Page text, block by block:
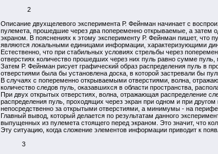
2
Описание двухщелевого эксперимента Р. Фейнман начинает с
пулемета, прошедшие через два попеременно открываемые, а затем
экраном. В пояснениях к этому эксперименту Р. Фейнман пишет, что
являются локальными единицами информации, характеризующими
Естественно, что при стабильных условиях стрельбы через
отверстиях количество прошедших через них пуль равно сумме
Затем Р. Фейнман рисует графический образ распределения пуль в
отверстиями была бы установлена доска, в которой застревали бы
В случаях с попеременно открываемыми отверстиями, волна,
количество следов пуль, оказавшихся в области пространства,
При двух открытых отверстиях, волна, отражающая распределение
распределения пуль, проходящих через экран при одном и при
непосредственно за открытыми отверстиями, а минимумы - на
Главный вывод, который делается по результатам данного
выпущенных из пулемета стоящего перед экраном. Это значит, что
Эту ситуацию, когда сложение элементов информации приводит к
3